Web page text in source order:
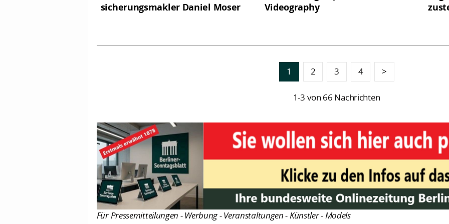
sicherungs­makler Daniel Moser
Videography
1 2 3 4 >
1-3 von 66 Nachrichten
Für Pressemitteilungen - Werbung - Veranstaltungen - Künstler - Models